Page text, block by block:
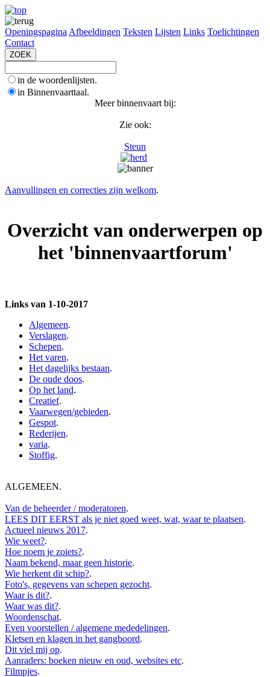
Openingspagina Afbeeldingen Teksten Lijsten Links Toelichtingen
Contact
in de woordenlijsten.
in Binnenvaarttaal.
Meer binnenvaart bij:
Zie ook:
Steun
Aanvullingen en correcties zijn welkom.
Overzicht van onderwerpen op
het 'binnenvaartforum'
Links van 1-10-2017
Algemeen.
Verslagen.
Schepen.
Het varen.
Het dagelijks bestaan.
De oude doos.
Op het land.
Creatief.
Vaarwegen/gebieden.
Gespot.
Rederijen.
varia.
Stoffig.
ALGEMEEN.
Van de beheerder / moderatoren.
LEES DIT EERST als je niet goed weet, wat, waar te plaatsen.
Actueel nieuws 2017.
Wie weet?.
Hoe noem je zoiets?.
Naam bekend, maar geen historie.
Wie herkent dit schip?.
Foto's, gegevens van schepen gezocht.
Waar is dit?.
Waar was dit?.
Woordenschat.
Even voorstellen / algemene mededelingen.
Kletsen en klagen in het gangboord.
Dit viel mij op.
Aanraders: boeken nieuw en oud, websites etc.
Filmpjes.